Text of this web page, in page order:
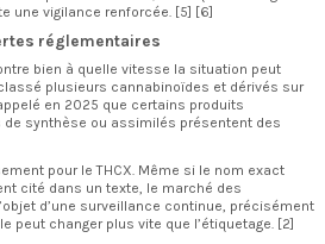
une vigilance renforcée. [5] [6]
réglementaires
bien à quelle vitesse la situation peut
classé plusieurs cannabinoïdes et dérivés sur
en 2025 que certains produits
synthèse ou assimilés présentent des
pour le THCX. Même si le nom exact
cité dans un texte, le marché des
d’une surveillance continue, précisément
peut changer plus vite que l’étiquetage. [2]